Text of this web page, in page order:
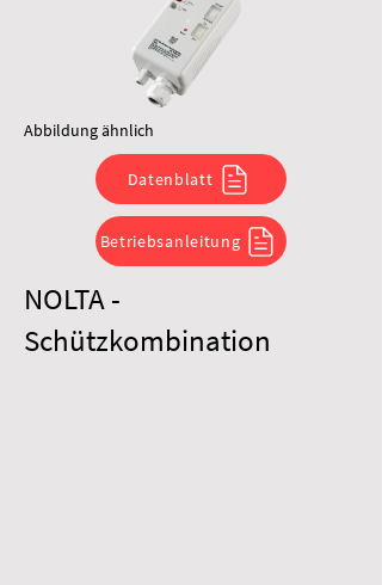
Abbildung ähnlich
Datenblatt
Betriebsanleitung
NOLTA -
Schützkombination